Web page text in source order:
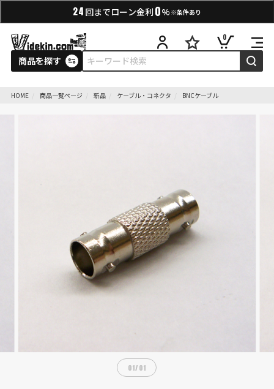
24 回までローン金利 0% ※条件あり
商品を探す
0
HOME 商品一覧ページ 新品 ケーブル・コネクタ BNCケーブル
01/01